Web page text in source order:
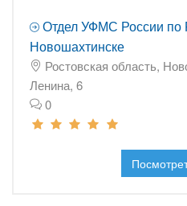
Отдел УФМС России по
Новошахтинске
Ростовская область,
Ленина, 6
0